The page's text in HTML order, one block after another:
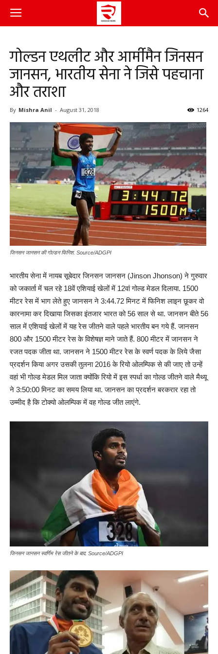
गोल्डन एथलीट और आर्मीमैन जिनसन
जानसन, भारतीय सेना ने जिसे पहचाना
और तराशा
By Mishra Anil - August 31, 2018 1264
जिनसन जानसन की गोल्डन फिनिश. Source/ADGPI
भारतीय सेना में नायब सूबेदार जिनसन जानसन (Jinson Jhonson) ने गुरुवार
को जकार्ता में चल रहे 18वें एशियाई खेलों में 12वां गोल्ड मेडल दिलाया. 1500
मीटर रेस में भाग लेते हुए जानसन ने 3:44.72 मिनट में फिनिश लाइन छूकर वो
कारनामा कर दिखाया जिसका इंतजार भारत को 56 साल से था. जानसन बीते 56
साल में एशियाई खेलों में यह रेस जीतने वाले पहले भारतीय बन गये हैं. जानसन
800 और 1500 मीटर रेस के विशेषज्ञ माने जाते हैं. 800 मीटर में जानसन ने
रजत पदक जीता था. जानसन ने 1500 मीटर रेस के स्वर्ण पदक के लिये जैसा
प्रदर्शन किया अगर उसकी तुलना 2016 के रियो ओलम्पिक से की जाए तो उन्हें
वहां भी गोल्ड मेडल मिल जाता क्योंकि रियो में इस स्पर्धा का गोल्ड जीतने वाले मैथ्यू
ने 3:50:00 मिनट का समय लिया था. जानसन का प्रदर्शन बरकरार रहा तो
उम्मीद है कि टोक्यो ओलम्पिक में वह गोल्ड जीत लाएंगे.
जिनसन जानसन स्वर्णिम रेस जीतने के बाद. Source/ADGPI